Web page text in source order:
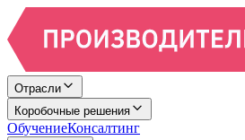
Отрасли
Коробочные решения
ОбучениеКонсалтинг